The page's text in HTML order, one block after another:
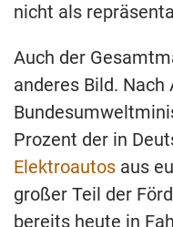
nicht als
Auch der
anderes Bild. Nach
Prozent der in
Elektroautos aus
großer Teil der
bereits heute in